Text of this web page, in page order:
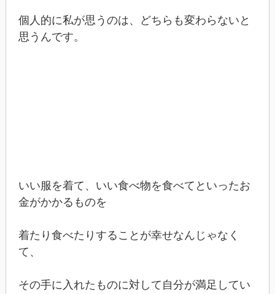
個人的に私が思うのは、どちらも変わらないと
思うんです。
いい服を着て、いい食べ物を食べてといったお
金がかかるものを
着たり食べたりすることが幸せなんじゃなく
て、
その手に入れたものに対して自分が満足してい